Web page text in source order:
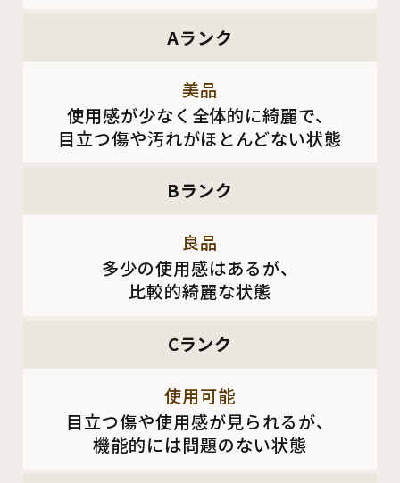
Aランク
美品
使用感が少なく全体的に綺麗で、
目立つ傷や汚れがほとんどない状態
Bランク
良品
多少の使用感はあるが、
比較的綺麗な状態
Cランク
使用可能
目立つ傷や使用感が見られるが、
機能的には問題のない状態